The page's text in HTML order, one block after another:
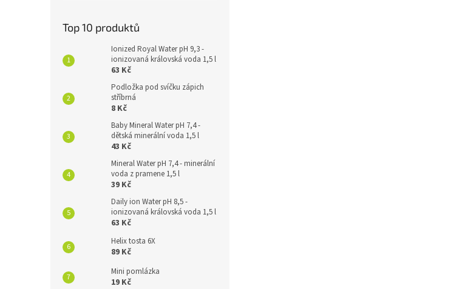
Top 10 produktů
Ionized Royal Water pH 9,3 -
ionizovaná královská voda 1,5 l
63 Kč
Podložka pod svíčku zápich
stříbrná
8 Kč
Baby Mineral Water pH 7,4 -
dětská minerální voda 1,5 l
43 Kč
Mineral Water pH 7,4 - minerální
voda z pramene 1,5 l
39 Kč
Daily ion Water pH 8,5 -
ionizovaná královská voda 1,5 l
63 Kč
Helix tosta 6X
89 Kč
Mini pomlázka
19 Kč